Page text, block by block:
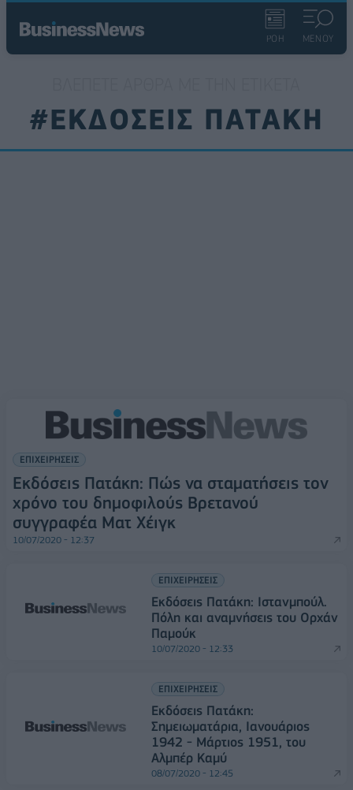
ΡΟΗ ΜΕΝΟΥ
#ΕΚΔΟΣΕΙΣ ΠΑΤΑΚΗ
ΕΠΙΧΕΙΡΗΣΕΙΣ
Εκδόσεις Πατάκη: Πώς να σταματήσεις τον
χρόνο του δημοφιλούς Βρετανού
συγγραφέα Ματ Χέιγκ
10/07/2020 - 12:37
ΕΠΙΧΕΙΡΗΣΕΙΣ
Εκδόσεις Πατάκη: Ιστανμπούλ.
Πόλη και αναμνήσεις του Ορχάν
Παµούκ
10/07/2020 - 12:33
ΕΠΙΧΕΙΡΗΣΕΙΣ
Εκδόσεις Πατάκη:
Σημειωματάρια, Ιανουάριος
1942 - Μάρτιος 1951, του
Αλμπέρ Καμύ
08/07/2020 - 12:45